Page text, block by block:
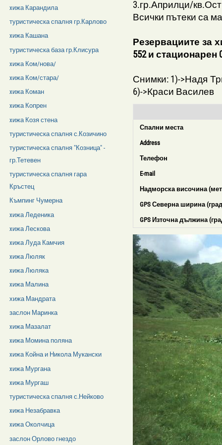
3.гр.Априлци/
Всички пътеки са
Резервациите за
552 и
Снимки: 1)->Надя
6)->Краси Василев
Спални места
Address
Телефон
E-mail
Надморска височина
GPS Северна ширина
GPS Източна дължина
xижа Карандила
туристическа спалня гр.Карлово
xижа Кашана
туристическа база гр.Клисура
xижа Ком/нова/
xижа Ком/стара/
xижа Коман
xижа Копрен
xижа Козя стена
туристическа спалня с.Козичино
туристическа спалня "Козница" -
гр.Тетевен
туристическа спалня гара
Кръстец
Къмпинг Чумерна
xижа Леденика
xижа Лескова
xижа Луда Камчия
xижа Люляк
xижа Люляка
xижа Малина
хижа Мандрата
заслон Маринка
xижа Мазалат
xижа Момина поляна
xижа Койна и Никола Мукански
xижа Мургана
xижа Мургаш
туристическа спалня с.Нейково
xижа Незабравка
xижа Околчица
заслон Орлово гнездо